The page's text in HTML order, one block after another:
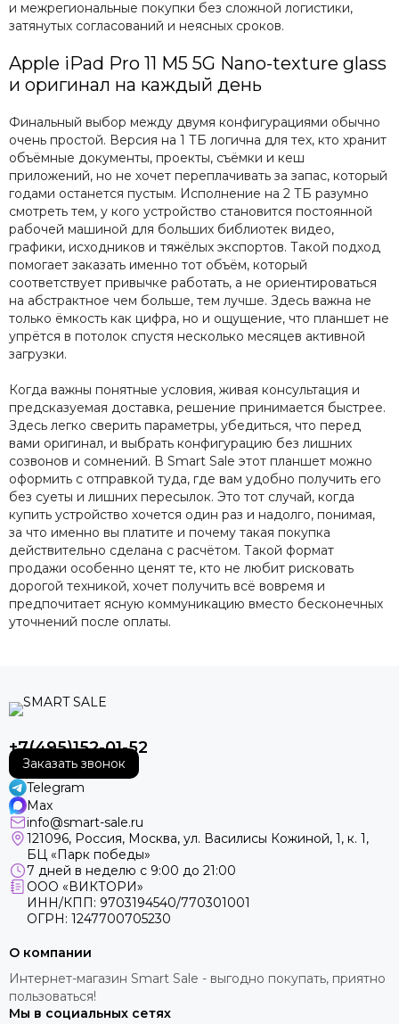
и межрегиональные покупки без сложной логистики,
затянутых согласований и неясных сроков.
Apple iPad Pro 11 M5 5G Nano-texture glass
и оригинал на каждый день
Финальный выбор между двумя конфигурациями обычно
очень простой. Версия на 1 ТБ логична для тех, кто хранит
объёмные документы, проекты, съёмки и кеш
приложений, но не хочет переплачивать за запас, который
годами останется пустым. Исполнение на 2 ТБ разумно
смотреть тем, у кого устройство становится постоянной
рабочей машиной для больших библиотек видео,
графики, исходников и тяжёлых экспортов. Такой подход
помогает заказать именно тот объём, который
соответствует привычке работать, а не ориентироваться
на абстрактное чем больше, тем лучше. Здесь важна не
только ёмкость как цифра, но и ощущение, что планшет не
упрётся в потолок спустя несколько месяцев активной
загрузки.
Когда важны понятные условия, живая консультация и
предсказуемая доставка, решение принимается быстрее.
Здесь легко сверить параметры, убедиться, что перед
вами оригинал, и выбрать конфигурацию без лишних
созвонов и сомнений. В Smart Sale этот планшет можно
оформить с отправкой туда, где вам удобно получить его
без суеты и лишних пересылок. Это тот случай, когда
купить устройство хочется один раз и надолго, понимая,
за что именно вы платите и почему такая покупка
действительно сделана с расчётом. Такой формат
продажи особенно ценят те, кто не любит рисковать
дорогой техникой, хочет получить всё вовремя и
предпочитает ясную коммуникацию вместо бесконечных
уточнений после оплаты.
+7(495)152-01-52
Заказать звонок
Telegram
Max
info@smart-sale.ru
121096, Россия, Москва, ул. Василисы Кожиной, 1, к. 1,
БЦ «Парк победы»
7 дней в неделю с 9:00 до 21:00
ООО «ВИКТОРИ»
ИНН/КПП: 9703194540/770301001
ОГРН: 1247700705230
О компании
Интернет-магазин Smart Sale - выгодно покупать, приятно
пользоваться!
Мы в социальных сетях